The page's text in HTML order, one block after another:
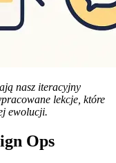
nasz iteracyjny
lekcje, które
ewolucji.
Ops